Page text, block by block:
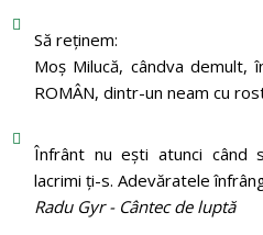
Să reținem:
Moș Milucă, cândva demult,
ROMÂN, dintr-un neam cu
Înfrânt nu ești atunci când
lacrimi ți-s. Adevăratele
Radu Gyr - Cântec de luptă